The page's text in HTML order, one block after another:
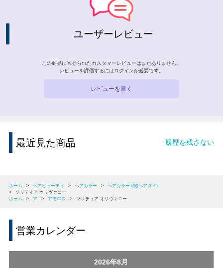
ユーザーレビュー
この商品に寄せられたカスタマーレビューはまだありません。
レビューを評価するには ログインが必要です。
レビューを書く
最近見た商品 履歴を残さない
ホーム > ヘアビューティ > ヘアカラー >
ヘアカラー1剤(ヘアダイ)
>
ソリティア オリヴァニー
ホーム
> ア > アモロス > ソリティア オリヴァニー
営業カレンダー
2026年8月